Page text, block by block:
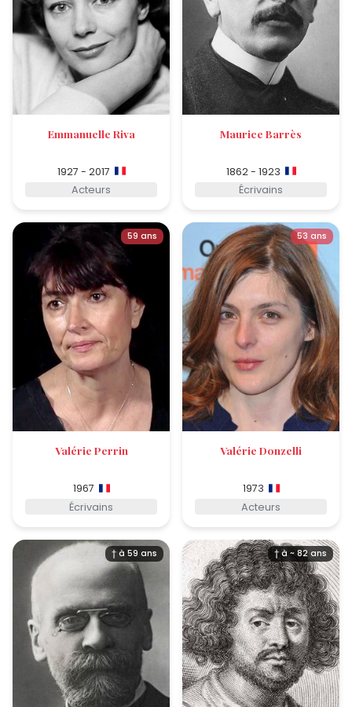
Emmanuelle Riva
1927 - 2017
Acteurs
Maurice Barrès
1862 - 1923
Écrivains
59 ans
Valérie Perrin
1967
Écrivains
53 ans
Valérie Donzelli
1973
Acteurs
† à 59 ans † à ~ 82 ans